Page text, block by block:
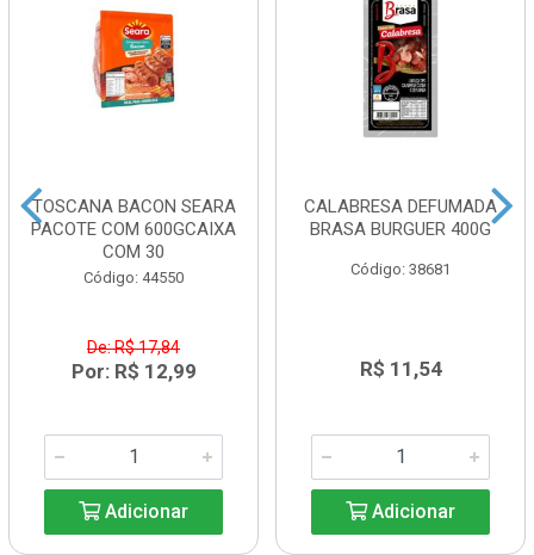
TOSCANA BACON SEARA
PACOTE COM 600GCAIXA
COM 30
Código: 44550
De: R$ 17,84
Por: R$ 12,99
Adicionar
CALABRESA DEFUMADA
BRASA BURGUER 400G
Código: 38681
R$ 11,54
Adicionar